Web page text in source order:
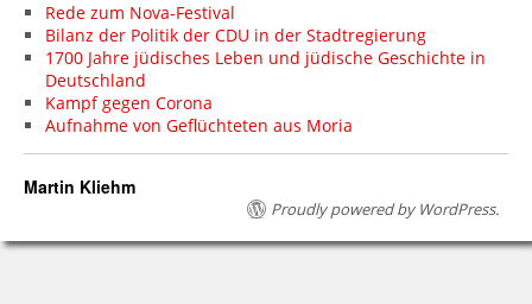
Rede zum Nova-Festival
Bilanz der Politik der CDU in der Stadtregierung
1700 Jahre jüdisches Leben und jüdische Geschichte in
Deutschland
Kampf gegen Corona
Aufnahme von Geflüchteten aus Moria
Martin Kliehm
Proudly powered by WordPress.